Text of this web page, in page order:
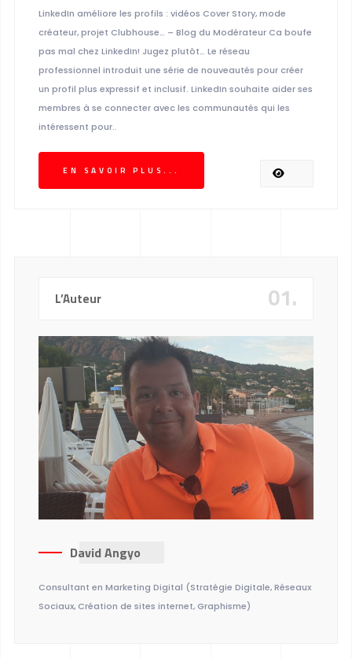
LinkedIn améliore les profils : vidéos Cover Story, mode
créateur, projet Clubhouse… – Blog du Modérateur Ca boufe
pas mal chez LinkedIn! Jugez plutôt… Le réseau
professionnel introduit une série de nouveautés pour créer
un profil plus expressif et inclusif. LinkedIn souhaite aider ses
membres à se connecter avec les communautés qui les
intéressent pour..
EN SAVOIR PLUS...
L’Auteur 01.
David Angyo
Consultant en Marketing Digital (Stratégie Digitale, Réseaux
Sociaux, Création de sites internet, Graphisme)